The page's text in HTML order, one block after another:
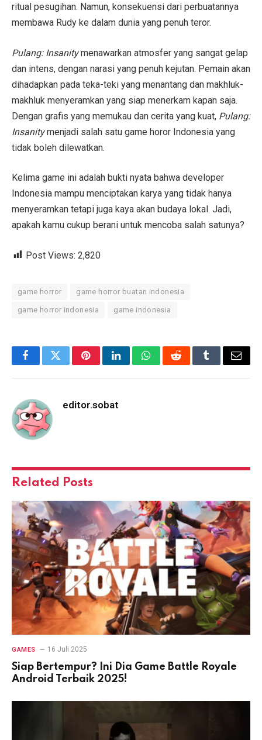
ritual pesugihan. Namun, konsekuensi dari perbuatannya
membawa Rudy ke dalam dunia yang penuh teror.
Pulang: Insanitymenawarkan atmosfer yang sangat gelap
dan intens, dengan narasi yang penuh kejutan. Pemain akan
dihadapkan pada teka-teki yang menantang dan makhluk-
makhluk menyeramkan yang siap menerkam kapan saja.
Dengan grafis yang memukau dan cerita yang kuat, Pulang:
Insanitymenjadi salah satu game horor Indonesia yang
tidak boleh dilewatkan.
Kelima game ini adalah bukti nyata bahwa developer
Indonesia mampu menciptakan karya yang tidak hanya
menyeramkan tetapi juga kaya akan budaya lokal. Jadi,
apakah kamu cukup berani untuk mencoba salah satunya?
Post Views: 2,820
game horror game horror buatan indonesia
game horror indonesia game indonesia
FacebookTwitterPinterestLinkedInWhatsAppRedditTumblrEmail
editor.sobat
Related Posts
GAMES 16 Juli 2025
Siap Bertempur? Ini Dia Game Battle Royale
Android Terbaik 2025!